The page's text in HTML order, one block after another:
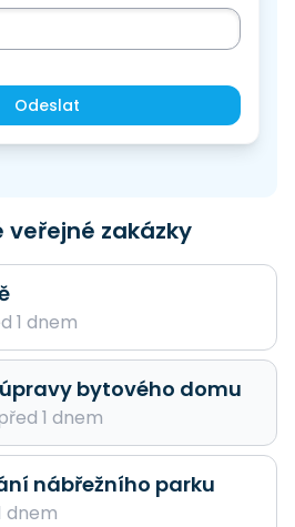
Odeslat
veřejné zakázky
1 dnem
bytového domu
1 dnem
nábřežního parku
dnem